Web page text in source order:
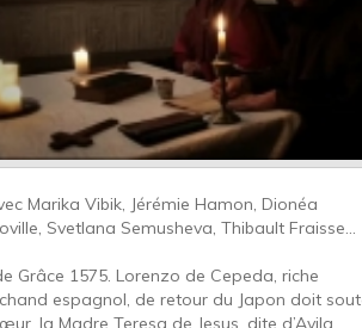
Marika Vibik, Jérémie Hamon, Dionéa
Svetlana Semusheva, Thibault Fraisse...
Grâce 1575. Lorenzo de Cepeda, riche
espagnol, de retour du Japon doit
la Madre Teresa de Jesus, dite d’Avila,...